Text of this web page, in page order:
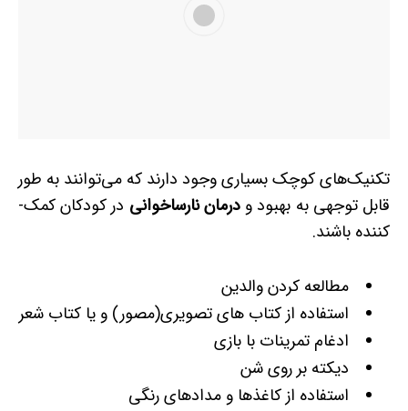
تکنیک‌های کوچک بسیاری وجود دارند که می‌توانند به­ طور
قابل ­توجهی به بهبود ودرمان نارساخوانیدر کودکان کمک­
کننده باشند.
مطالعه کردن والدین
استفاده از کتاب های تصویری(مصور) و یا کتاب شعر
ادغام تمرینات با بازی
دیکته بر روی شن
استفاده از کاغذ‌ها و مدادهای رنگی